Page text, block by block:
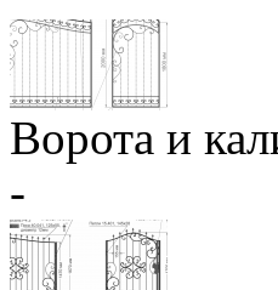
Ворота и
-